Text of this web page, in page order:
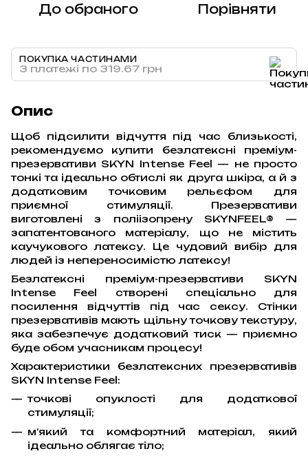
До обраного Порівняти
ПОКУПКА ЧАСТИНАМИ
3 платежі по 319.67 грн
Опис
Щоб підсилити відчуття під час близькості,
рекомендуємо купити безлатексні преміум-
презервативи SKYN Intense Feel — не просто
тонкі та ідеально обтислі як друга шкіра, а й з
додатковим точковим рельєфом для
приємної стимуляції. Презервативи
виготовлені з поліізопрену SKYNFEEL® —
запатентованого матеріалу, що не містить
каучукового латексу. Це чудовий вибір для
людей із непереносимістю латексу!
Безлатексні преміум-презервативи SKYN
Intense Feel створені спеціально для
посилення відчуттів під час сексу. Стінки
презервативів мають щільну точкову текстуру,
яка забезпечує додатковий тиск — приємно
буде обом учасникам процесу!
Характеристики безлатексних презервативів
SKYN Intense Feel:
точкові опуклості для додаткової
стимуляції;
м’який та комфортний матеріал, який
ідеально облягає тіло;